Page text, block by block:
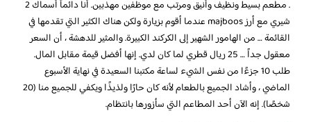
. مطعم بسيط ونظيف وأنيق ومرتب مع موظفين مهذبين. أنا دائماً أسماك 2
شيري مع أرز majboos عندما أقوم بزيارة ولكن هناك الكثير التي تقدمها في
القائمة … من الهامور الشهير إلى الكركند الكبيرة. والمثير للدهشة ، أن السعر
معقول جداً … 25 ريال قطري لما كان لدي. إنها أفضل قيمة مقابل المال.
طلب 10 جزءًا من نفس الشيء لساعة مكتبنا السعيدة في نهاية الأسبوع
الماضي ، وأشاد الجميع بالطعام لأنه كان حارًا ولذيذًا ويكفي للجميع منا (20
شخصًا). إنه الآن أحد المطاعم التي سأزورها بانتظام.